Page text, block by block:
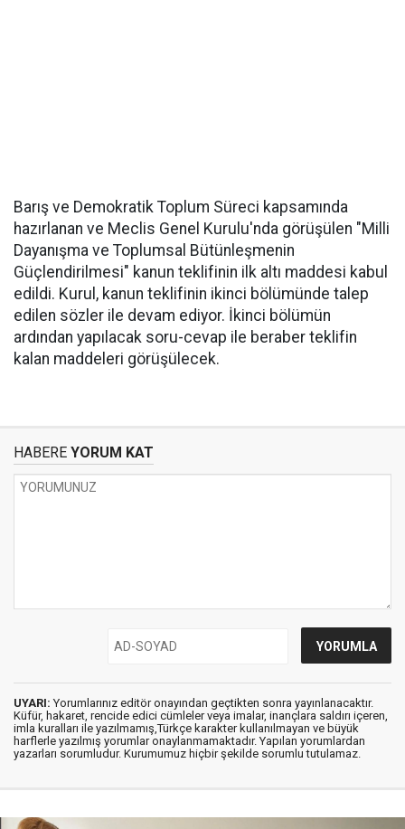
Barış ve Demokratik Toplum Süreci kapsamında
hazırlanan ve Meclis Genel Kurulu'nda görüşülen "Milli
Dayanışma ve Toplumsal Bütünleşmenin
Güçlendirilmesi" kanun teklifinin ilk altı maddesi kabul
edildi. Kurul, kanun teklifinin ikinci bölümünde talep
edilen sözler ile devam ediyor. İkinci bölümün
ardından yapılacak soru-cevap ile beraber teklifin
kalan maddeleri görüşülecek.
HABERE YORUM KAT
UYARI: Yorumlarınız editör onayından geçtikten sonra yayınlanacaktır.
Küfür, hakaret, rencide edici cümleler veya imalar, inançlara saldırı içeren,
imla kuralları ile yazılmamış,Türkçe karakter kullanılmayan ve büyük
harflerle yazılmış yorumlar onaylanmamaktadır. Yapılan yorumlardan
yazarları sorumludur. Kurumumuz hiçbir şekilde sorumlu tutulamaz.